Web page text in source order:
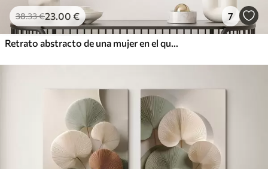
38.33€23.00 € 7
Retrato abstracto de una mujer en el que destacan los ojos y los labios cerrados, realizado en tonos blanco y negro con dinámicas pinceladas de colores cálidos